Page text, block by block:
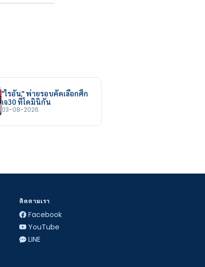
"ไรอัน" พ่ายรอบคัดเลือกศึก
เจ30 ที่โดมินิกัน
03-08-2026
ติดตามเรา
Facebook
YouTube
LINE